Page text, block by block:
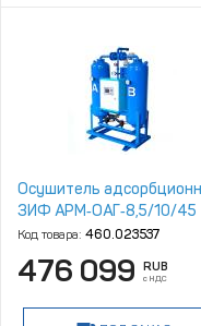
Осушитель
ЗИФ АРМ‑ОАГ‑8,5/10/45
Код товара: 460.023537
476 099 RUB
с НДС